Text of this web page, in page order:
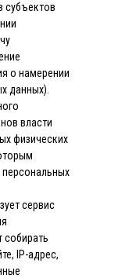
субъектов
о намерении
данных).
власти
физических
персональных
сервис
собирать
IP-адрес,